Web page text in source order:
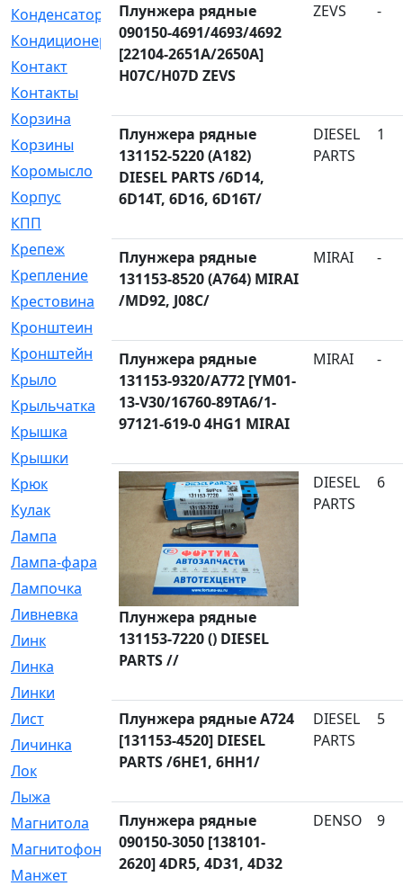
Конденсатор
[1]
Кондиционер
[2]
Контакт
[3]
Контакты
Корзина
[1]
Корзины
[159]
Коромысло
[6]
Корпус
[41]
КПП
Крепеж
[4]
Крепление
[23]
Крестовина
[309]
Кронштеин
Кронштейн
[59]
Крыло
[285]
Крыльчатка
[17]
Крышка
[151]
Крышки
[4]
Крюк
[1]
Кулак
[9]
Лампа
[128]
Лампа-фара
[4]
Лампочка
[209]
Ливневка
[66]
Линк
[3]
Линка
[64]
Линки
Лист
[144]
Личинка
[3]
Лок
[1]
Лыжа
[23]
Магнитола
[11]
Магнитофон
[1]
Манжет
[194]
Плунжера рядные
090150-4691/4693/4692
[22104-2651A/2650A]
H07C/H07D ZEVS
ZEVS -
Плунжера рядные
131152-5220 (A182)
DIESEL PARTS /6D14,
6D14T, 6D16, 6D16T/
DIESEL
PARTS
1
Плунжера рядные
131153-8520 (A764) MIRAI
/MD92, J08C/
MIRAI -
Плунжера рядные
131153-9320/A772 [YM01-
13-V30/16760-89TA6/1-
97121-619-0 4HG1 MIRAI
MIRAI -
Плунжера рядные
131153-7220 () DIESEL
PARTS //
DIESEL
PARTS
6
Плунжера рядные A724
[131153-4520] DIESEL
PARTS /6HE1, 6HH1/
DIESEL
PARTS
5
Плунжера рядные
090150-3050 [138101-
2620] 4DR5, 4D31, 4D32
DENSO 9